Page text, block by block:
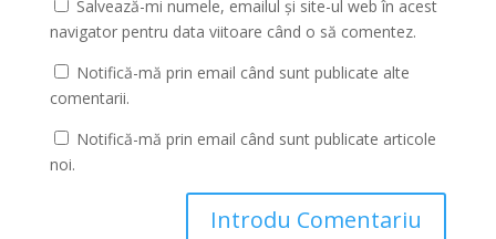
Salvează-mi numele, emailul și site-ul web în acest
navigator pentru data viitoare când o să comentez.
Notifică-mă prin email când sunt publicate alte
comentarii.
Notifică-mă prin email când sunt publicate articole
noi.